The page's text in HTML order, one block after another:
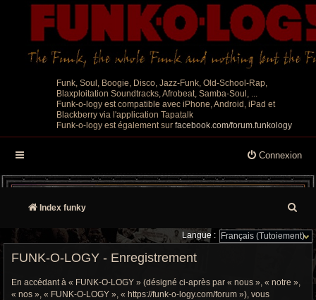
Funk, Soul, Boogie, Disco, Jazz-Funk, Old-School-Rap,
Blaxploitation Soundtracks, Afrobeat, Samba-Soul, ...
Funk-o-logy est compatible avec iPhone, Android, iPad et
Blackberry via l'application Tapatalk
Funk-o-logy est également sur facebook.com/forum.funkology
Connexion
Index funky
e
Langue :
FUNK-O-LOGY - Enregistrement
En accédant à « FUNK-O-LOGY » (désigné ci-après par « nous », « notre »,
« nos », « FUNK-O-LOGY », « https://funk-o-logy.com/forum »), vous